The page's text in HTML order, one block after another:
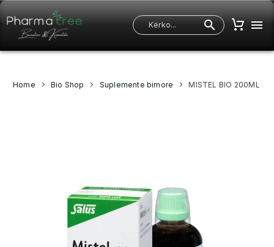
Home Bio Shop Suplemente bimore MISTEL BIO 200ML